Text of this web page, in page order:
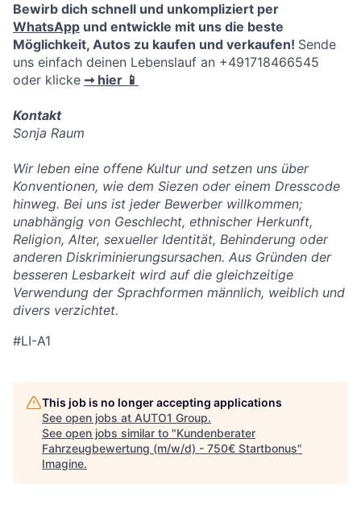
Bewirb dich schnell und unkompliziert per
WhatsApp und entwickle mit uns die beste
Möglichkeit, Autos zu kaufen und verkaufen! Sende
uns einfach deinen Lebenslauf an +491718466545
oder klicke ➞ hier 📱
Kontakt
Sonja Raum
Wir leben eine offene Kultur und setzen uns über
Konventionen, wie dem Siezen oder einem Dresscode
hinweg. Bei uns ist jeder Bewerber willkommen;
unabhängig von Geschlecht, ethnischer Herkunft,
Religion, Alter, sexueller Identität, Behinderung oder
anderen Diskriminierungsursachen. Aus Gründen der
besseren Lesbarkeit wird auf die gleichzeitige
Verwendung der Sprachformen männlich, weiblich und
divers verzichtet.
#LI-A1
This job is no longer accepting applications
See open jobs at AUTO1 Group.
See open jobs similar to "Kundenberater
Fahrzeugbewertung (m/w/d) - 750€ Startbonus"
Imagine.